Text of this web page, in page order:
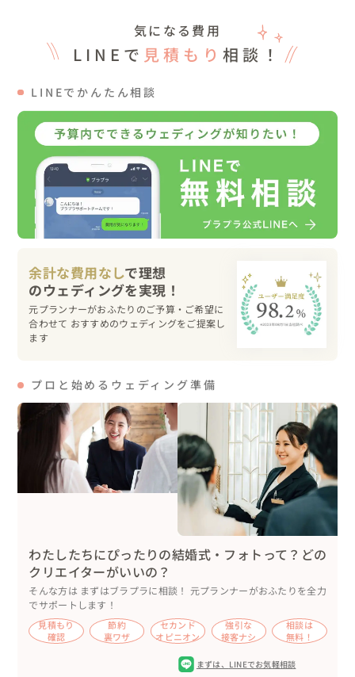
・コロナ禍で、結婚式の前日にしか両家の顔合わせができ
深めたい。
・なかなか会えなかったみなさんに、自分たちのことを知
ってほしい。
「沖縄で私たちは幸にしているから安心してね」という想
いが伝わるような機会にしたい。
💍コーディネートや演出
レストランは、もともとブルー系の配色が多い会場でし
新婦様がご希望のテラコッタカラーのコーディネ―トにす
るために、新郎様がお父様と一緒に、会場内に常設されて
いる絵を隠すための枠を、DIYしてくださいました。
ァーストフィッシングを🐠
各テーブルには、魚釣りのフィッシングゲーム大会を開催
し、1分で何匹つれるかというゲームで大人も子供も大盛
り上がり🎉
そして、おふたりには愛犬2匹の家族がいますが、レスト
ランは立ち入りNGのため、クッションにして時計を首に
巻いて渡し役を(リングドックならぬウォッチドッグ)。結
婚証明書は、肉球スタンプを事前に押しておき、おふたり
が当日サインをしました🐕
💍当日の様子
パーティーでは、沖縄の方も県外の方もみんなでカチャー
シーを踊りました。
沖縄では、お開きの退場時に300名でもアーチを作って退
気になる費用
LINEで 見積もり 相談！
LINEでかんたん相談
余計な費用なしで理想
元プランナーがおふたりのご予算・ご希望に
合わせて おすすめのウェディングをご提案し
ます
プロと始めるウェディング準備
わたしたちにぴったりの結婚式・フォトって？どの
クリエイターがいいの？
そんな方は まずはブラプラに相談！ 元プランナーがおふたりを全力
でサポートします！
見積もり
確認
節約
裏ワザ
セカンド
オピニオン
強引な
接客ナシ
相談は
無料！
まずは、 LINEでお気軽相談